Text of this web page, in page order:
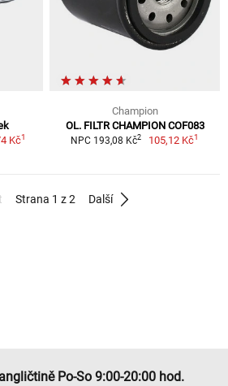
Kč1
Champion
OL. FILTR CHAMPION COF083
NPC 193,08 Kč2 105,12 Kč1
Strana 1 z 2 Další
Po-So 9:00-20:00 hod.